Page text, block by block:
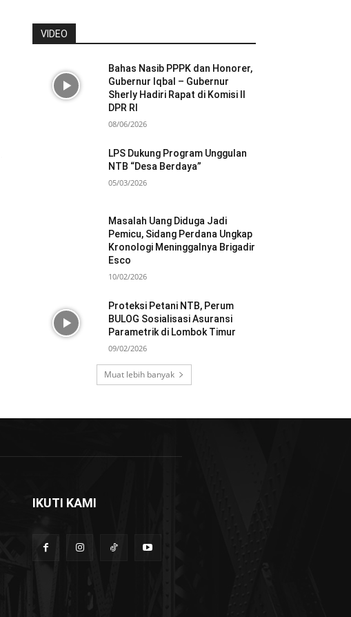
VIDEO
Bahas Nasib PPPK dan Honorer,
Gubernur Iqbal – Gubernur
Sherly Hadiri Rapat di Komisi II
DPR RI
08/06/2026
LPS Dukung Program Unggulan
NTB “Desa Berdaya”
05/03/2026
Masalah Uang Diduga Jadi
Pemicu, Sidang Perdana Ungkap
Kronologi Meninggalnya Brigadir
Esco
10/02/2026
Proteksi Petani NTB, Perum
BULOG Sosialisasi Asuransi
Parametrik di Lombok Timur
09/02/2026
Muat lebih banyak
IKUTI KAMI